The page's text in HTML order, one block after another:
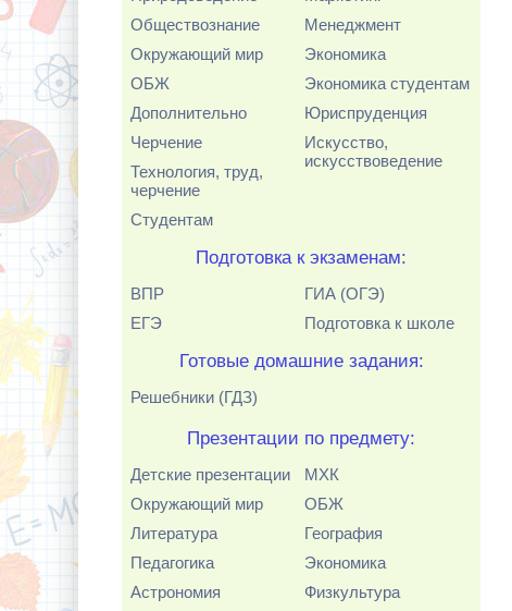
Обществознание
Окружающий мир
ОБЖ
Дополнительно
Черчение
Технология, труд,
черчение
Студентам
Менеджмент
Экономика
Экономика студентам
Юриспруденция
Искусство,
искусствоведение
Подготовка к экзаменам:
ВПР
ЕГЭ
ГИА (ОГЭ)
Подготовка к школе
Готовые домашние задания:
Решебники (ГДЗ)
Презентации по предмету:
Детские презентации
Окружающий мир
Литература
Педагогика
Астрономия
МХК
ОБЖ
География
Экономика
Физкультура